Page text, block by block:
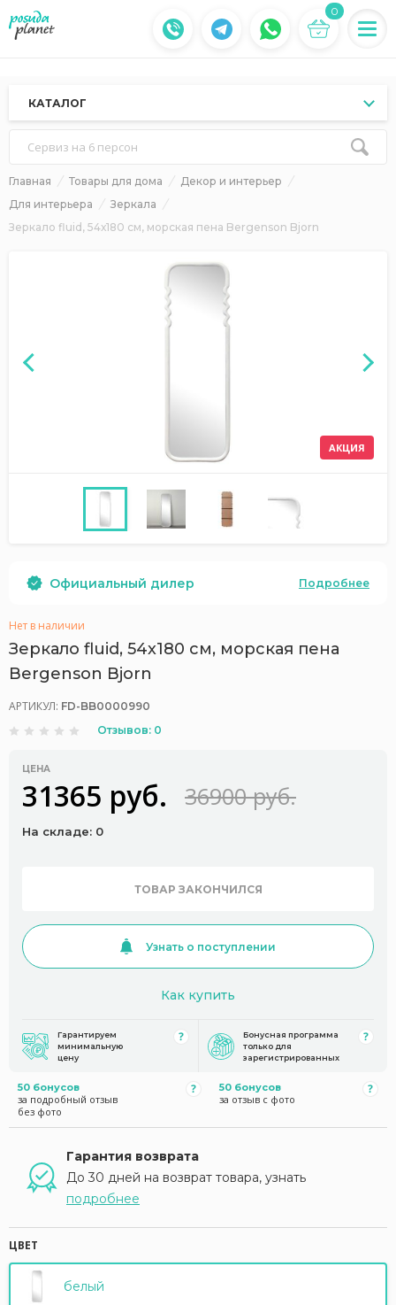
0
КАТАЛОГ
Сервиз на 6 персон
Главная Товары для дома
Декор и интерьер
Для интерьера
Зеркала
Зеркало fluid, 54х180 см, морская пена Bergenson Bjorn
АКЦИЯ
Официальный дилер Подробнее
Нет в наличии
Зеркало fluid, 54х180 см, морская пена
Bergenson Bjorn
АРТИКУЛ: FD-BB0000990
Отзывов: 0
ЦЕНА
31365 руб. 36900 руб.
На складе: 0
ТОВАР ЗАКОНЧИЛСЯ
Узнать о поступлении
Как купить
Гарантируем
минимальную
цену
Бонусная программа
только для
зарегистрированных
50 бонусов
за подробный отзыв
без фото
50 бонусов
за отзыв с фото
Гарантия возврата
До 30 дней на возврат товара, узнать
подробнее
ЦВЕТ
белый